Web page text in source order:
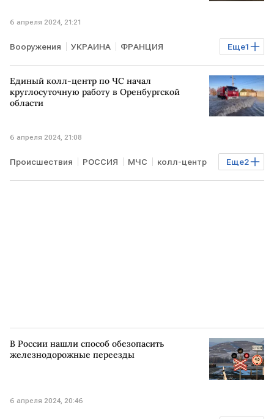
6 апреля 2024, 21:21
Еще1
Вооружения УКРАИНА ФРАНЦИЯ
авиабомбы AASM
Единый колл-центр по ЧС начал
круглосуточную работу в Оренбургской
области
6 апреля 2024, 21:08
Еще2
Происшествия РОССИЯ МЧС колл-центр
Оренбург подтопление
В России нашли способ обезопасить
железнодорожные переезды
6 апреля 2024, 20:46